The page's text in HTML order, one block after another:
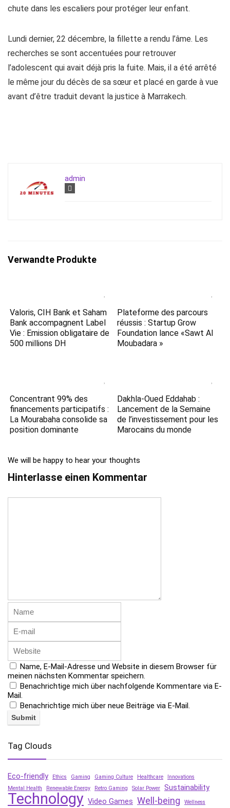
chute dans les escaliers pour protéger leur enfant.
Lundi dernier, 22 décembre, la fillette a rendu l’âme. Les
recherches se sont accentuées pour retrouver
l’adolescent qui avait déjà pris la fuite. Mais, il a été arrêté
le même jour du décès de sa sœur et placé en garde à vue
avant d’être traduit devant la justice à Marrakech.
admin
Verwandte Produkte
Valoris, CIH Bank et Saham
Bank accompagnent Label
Vie : Emission obligataire de
500 millions DH
Plateforme des parcours
réussis : Startup Grow
Foundation lance «Sawt Al
Moubadara »
Concentrant 99% des
financements participatifs :
La Mourabaha consolide sa
position dominante
Dakhla-Oued Eddahab :
Lancement de la Semaine
de l’investissement pour les
Marocains du monde
We will be happy to hear your thoughts
Hinterlasse einen Kommentar
Name, E-Mail-Adresse und Website in diesem Browser für
meinen nächsten Kommentar speichern.
Benachrichtige mich über nachfolgende Kommentare via E-
Mail.
Benachrichtige mich über neue Beiträge via E-Mail.
Tag Clouds
Eco-friendly Ethics Gaming Gaming Culture Healthcare
Innovations
Mental Health
Renewable Energy Retro Gaming Solar Power Sustainability
Technology Video Games Well-being Wellness